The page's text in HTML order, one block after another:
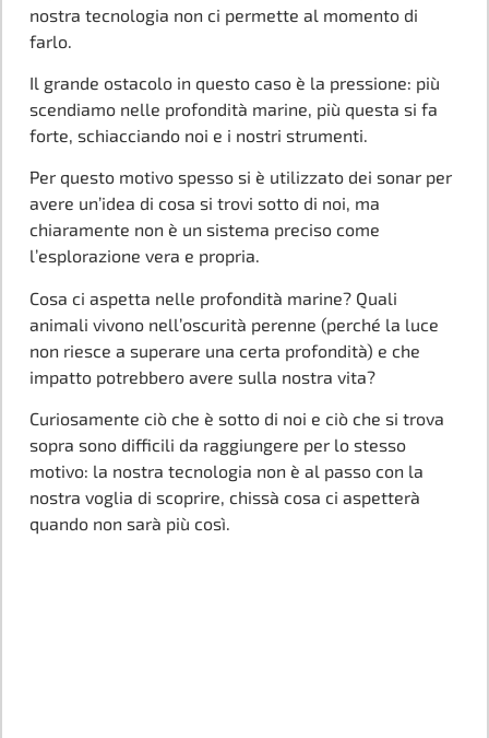
nostra tecnologia non ci permette al momento di
farlo.
Il grande ostacolo in questo caso è la pressione: più
scendiamo nelle profondità marine, più questa si fa
forte, schiacciando noi e i nostri strumenti.
Per questo motivo spesso si è utilizzato dei sonar per
avere un’idea di cosa si trovi sotto di noi, ma
chiaramente non è un sistema preciso come
l’esplorazione vera e propria.
Cosa ci aspetta nelle profondità marine? Quali
animali vivono nell’oscurità perenne (perché la luce
non riesce a superare una certa profondità) e che
impatto potrebbero avere sulla nostra vita?
Curiosamente ciò che è sotto di noi e ciò che si trova
sopra sono difficili da raggiungere per lo stesso
motivo: la nostra tecnologia non è al passo con la
nostra voglia di scoprire, chissà cosa ci aspetterà
quando non sarà più così.